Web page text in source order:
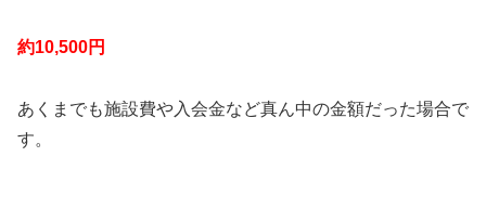
約10,500円
あくまでも施設費や入会金など真ん中の金額だった場合で
す。